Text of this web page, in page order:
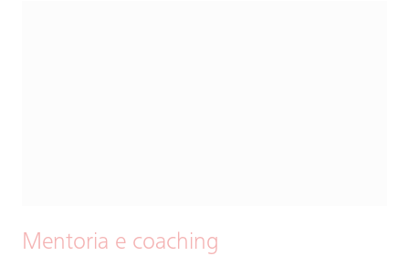
Mentoria e coaching